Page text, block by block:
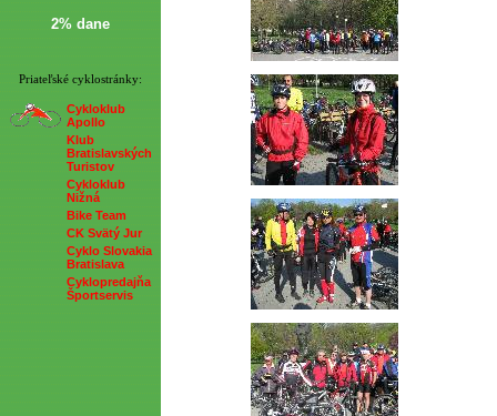
2% dane
Priateľské cyklostránky:
Cykloklub
Apollo
Klub
Bratislavských
Turistov
Cykloklub
Nižná
Bike Team
CK Svätý Jur
Cyklo Slovakia
Bratislava
Cyklopredajňa
Športservis